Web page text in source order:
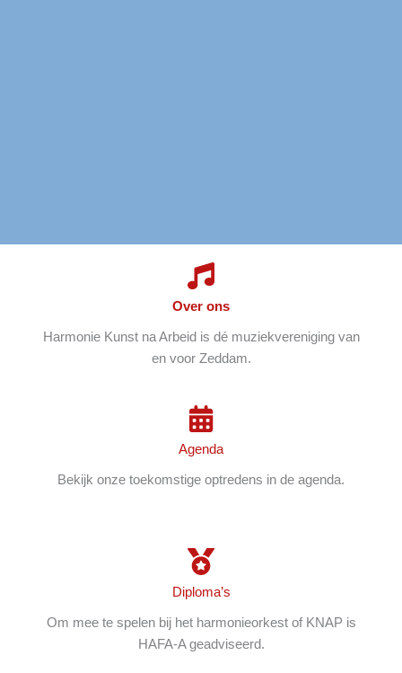
Over ons
Harmonie Kunst na Arbeid is dé muziekvereniging van
en voor Zeddam.
Agenda
Bekijk onze toekomstige optredens in de agenda.
Diploma’s
Om mee te spelen bij het harmonieorkest of KNAP is
HAFA-A geadviseerd.